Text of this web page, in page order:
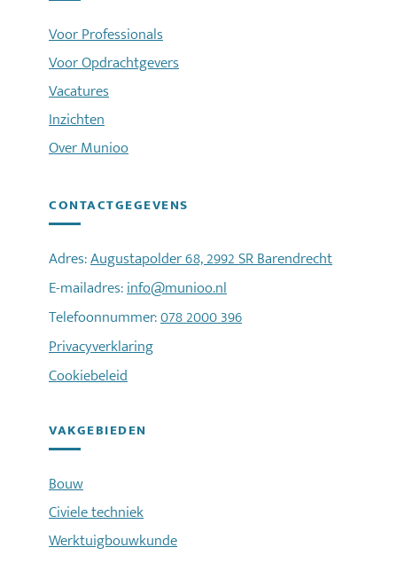
Voor Professionals
Voor Opdrachtgevers
Vacatures
Inzichten
Over Munioo
CONTACTGEGEVENS
Adres:Augustapolder 68, 2992 SR Barendrecht
E-mailadres:info@munioo.nl
Telefoonnummer:078 2000 396
Privacyverklaring
Cookiebeleid
VAKGEBIEDEN
Bouw
Civiele techniek
Werktuigbouwkunde